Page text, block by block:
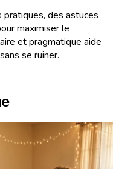
des astuces
maximiser le
et pragmatique aide
se ruiner.